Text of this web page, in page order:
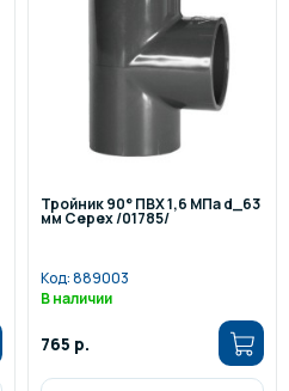
Тройник 90° ПВХ 1,6 МПа d_63
мм Cepex /01785/
Код:889003
В наличии
765 р.